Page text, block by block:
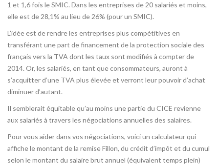
1 et 1,6 fois le SMIC. Dans les entreprises de 20 salariés et moins,
elle est de 28,1% au lieu de 26% (pour un SMIC).
L’idée est de rendre les entreprises plus compétitives en
transférant une part de financement de la protection sociale des
français vers la TVA dont les taux sont modifiés à compter de
2014. Or, les salariés, en tant que consommateurs, auront à
s’acquitter d’une TVA plus élevée et verront leur pouvoir d’achat
diminuer d’autant.
Il semblerait équitable qu’au moins une partie du CICE revienne
aux salariés à travers les négociations annuelles des salaires.
Pour vous aider dans vos négociations, voici un calculateur qui
affiche le montant de la remise Fillon, du crédit d’impôt et du cumul
selon le montant du salaire brut annuel (équivalent temps plein)